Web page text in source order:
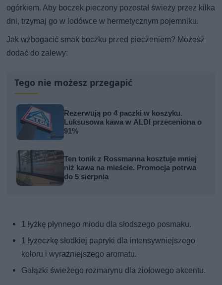
ogórkiem. Aby boczek pieczony pozostał świeży przez kilka
dni, trzymaj go w lodówce w hermetycznym pojemniku.
Jak wzbogacić smak boczku przed pieczeniem? Możesz
dodać do zalewy:
Tego nie możesz przegapić
Rezerwują po 4 paczki w koszyku.
Luksusowa kawa w ALDI przeceniona o
91%
Ten tonik z Rossmanna kosztuje mniej
niż kawa na mieście. Promocja potrwa
do 5 sierpnia
1 łyżkę płynnego miodu dla słodszego posmaku.
1 łyżeczkę słodkiej papryki dla intensywniejszego
koloru i wyraźniejszego aromatu.
Gałązki świeżego rozmarynu dla ziołowego akcentu.